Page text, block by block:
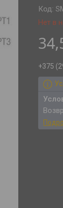
Нет в
Код:
+375